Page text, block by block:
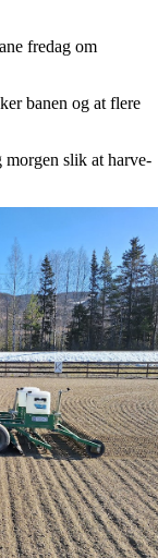
fredag om
banen og at flere
morgen slik at harve-